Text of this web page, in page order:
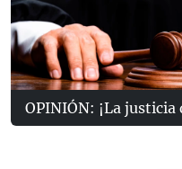
OPINIÓN: ¡La justicia